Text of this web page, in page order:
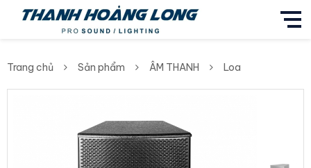
Trang chủ Sản phẩm ÂM THANH Loa